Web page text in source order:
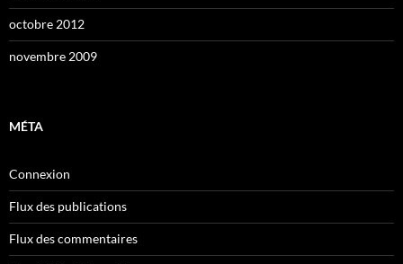
octobre 2012
novembre 2009
MÉTA
Connexion
Flux des publications
Flux des commentaires